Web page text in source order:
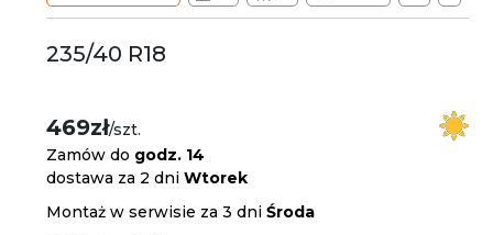
235/40 R18
469zł/szt.
Zamów do godz. 14
dostawa za 2 dniWtorek
Montaż w serwisie za 3 dniŚroda